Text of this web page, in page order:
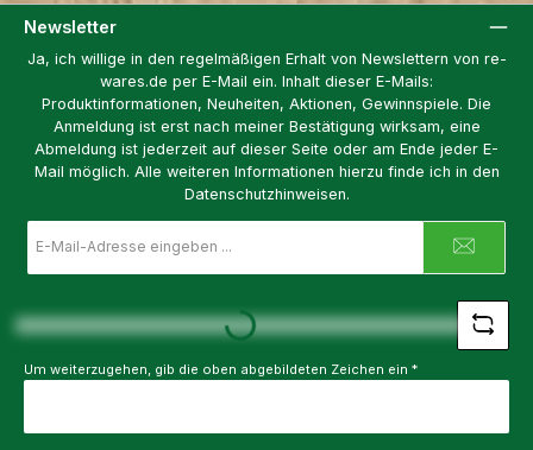
Newsletter
Ja, ich willige in den regelmäßigen Erhalt von Newslettern von re-
wares.de per E-Mail ein. Inhalt dieser E-Mails:
Produktinformationen, Neuheiten, Aktionen, Gewinnspiele. Die
Anmeldung ist erst nach meiner Bestätigung wirksam, eine
Abmeldung ist jederzeit auf dieser Seite oder am Ende jeder E-
Mail möglich. Alle weiteren Informationen hierzu finde ich in den
Datenschutzhinweisen.
Mail-
Loading...
Um weiterzugehen, gib die oben abgebildeten Zeichen ein *